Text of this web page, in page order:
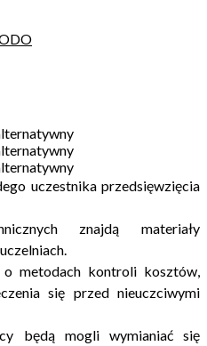
uczestnika przedsięwzięcia
znajdą materiały
metodach kontroli kosztów,
się przed nieuczciwymi
będą mogli wymianiać się